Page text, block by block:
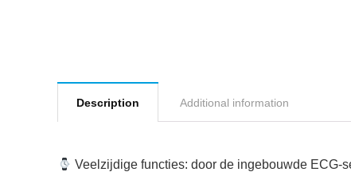
Description Additional information
Veelzijdige functies: door de ingebouwde ECG-